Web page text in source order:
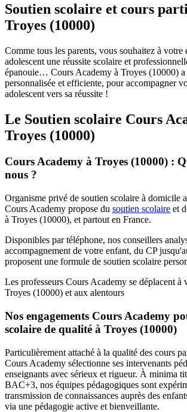
Soutien scolaire et cours
Troyes (10000)
Comme tous les parents, vous souhaitez à votre
adolescent une réussite scolaire et
épanouie… Cours Academy à Troyes (10000)
personnalisée et efficiente, pour accompagner
adolescent vers sa réussite !
Le Soutien scolaire Cours
Troyes (10000)
Cours Academy à Troyes (10000) :
nous ?
Organisme privé de soutien scolaire à domicile
Cours Academy propose du soutien scolaire et
à Troyes (10000), et partout en France.
Disponibles par téléphone, nos conseillers
accompagnement de votre enfant, du CP
proposent une formule de soutien scolaire
Les professeurs Cours Academy se déplacent à
Troyes (10000) et aux alentours
Nos engagements Cours Academy
scolaire de qualité à Troyes (10000)
Particulièrement attaché à la qualité des cours
Cours Academy sélectionne ses intervenants
enseignants avec sérieux et rigueur. À minima
BAC+3, nos équipes pédagogiques sont
transmission de connaissances auprès des
via une pédagogie active et bienveillante.